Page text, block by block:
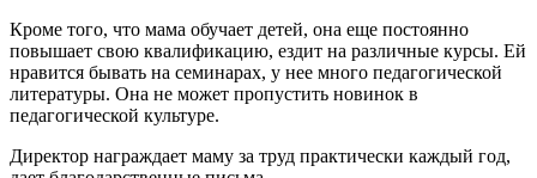
Кроме того, что мама обучает детей, она еще постоянно
повышает свою квалификацию, ездит на различные курсы. Ей
нравится бывать на семинарах, у нее много педагогической
литературы. Она не может пропустить новинок в
педагогической культуре.
Директор награждает маму за труд практически каждый год,